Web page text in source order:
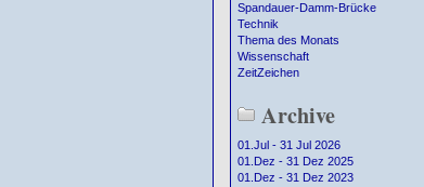
Spandauer-Damm-Brücke
Technik
Thema des Monats
Wissenschaft
ZeitZeichen
Archive
01.Jul - 31 Jul 2026
01.Dez - 31 Dez 2025
01.Dez - 31 Dez 2023